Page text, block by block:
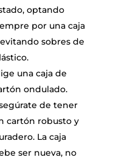
optando
por una caja
sobres de
una caja de
ondulado.
de tener
cartón robusto y
La caja
ser nueva, no